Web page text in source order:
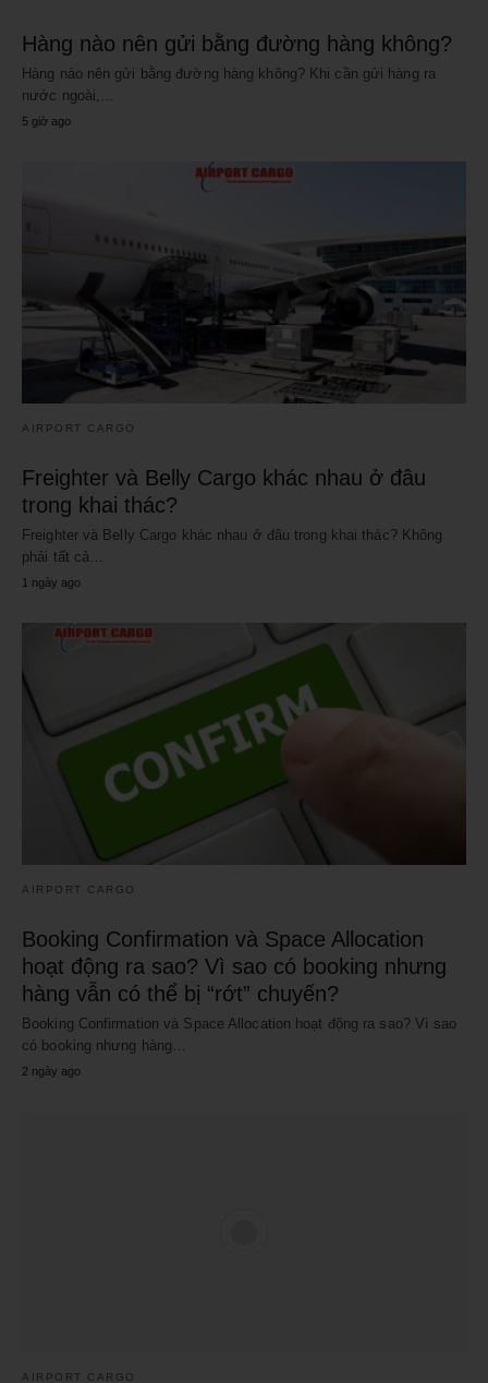
Hàng nào nên gửi bằng đường hàng không?
Hàng nào nên gửi bằng đường hàng không? Khi cần gửi hàng ra
nước ngoài,…
5 giờ ago
AIRPORT CARGO
Freighter và Belly Cargo khác nhau ở đâu
trong khai thác?
Freighter và Belly Cargo khác nhau ở đâu trong khai thác? Không
phải tất cả…
1 ngày ago
AIRPORT CARGO
Booking Confirmation và Space Allocation
hoạt động ra sao? Vì sao có booking nhưng
hàng vẫn có thể bị “rớt” chuyến?
Booking Confirmation và Space Allocation hoạt động ra sao? Vì sao
có booking nhưng hàng…
2 ngày ago
AIRPORT CARGO